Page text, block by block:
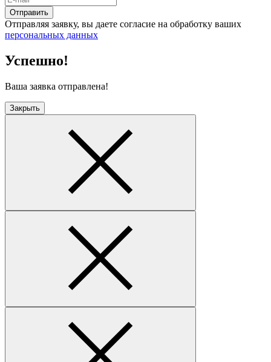
Отправить
Отправляя заявку, вы даете согласие на обработку ваших
персональных данных
Успешно!
Ваша заявка отправлена!
Закрыть